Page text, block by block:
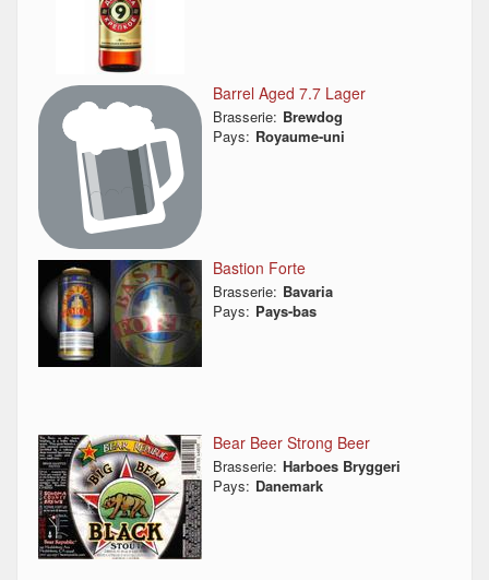
Barrel Aged 7.7 Lager
Brasserie: Brewdog
Pays: Royaume-uni
Bastion Forte
Brasserie: Bavaria
Pays: Pays-bas
Bear Beer Strong Beer
Brasserie: Harboes Bryggeri
Pays: Danemark